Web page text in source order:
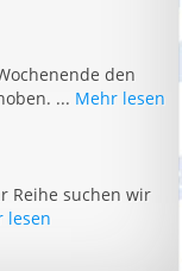
den
... Mehr lesen
Reihe suchen wir
lesen